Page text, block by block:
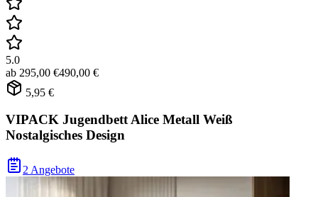
5.0
ab 295,00 €490,00 €
5,95 €
VIPACK Jugendbett Alice Metall Weiß
Nostalgisches Design
2 Angebote